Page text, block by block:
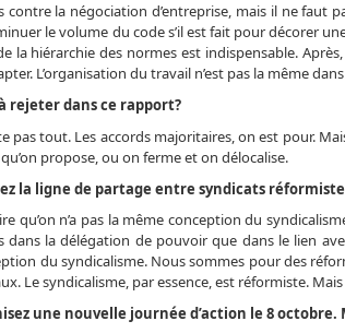
contre la négociation d’entreprise, mais il ne faut
le volume du code s’il est fait pour décorer
la hiérarchie des normes est indispensable.
L’organisation du travail n’est pas la même
rejeter dans ce rapport?
pas tout. Les accords majoritaires, on est pour.
propose, ou on ferme et on délocalise.
la ligne de partage entre syndicats
qu’on n’a pas la même conception du
dans la délégation de pouvoir que dans le lien
du syndicalisme. Nous sommes pour des
Le syndicalisme, par essence, est réformiste.
une nouvelle journée d’action le 8